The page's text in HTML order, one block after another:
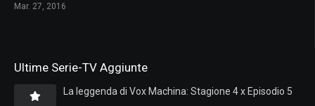
Mar. 27, 2016
Ultime Serie-TV Aggiunte
La leggenda di Vox Machina: Stagione 4 x Episodio 5